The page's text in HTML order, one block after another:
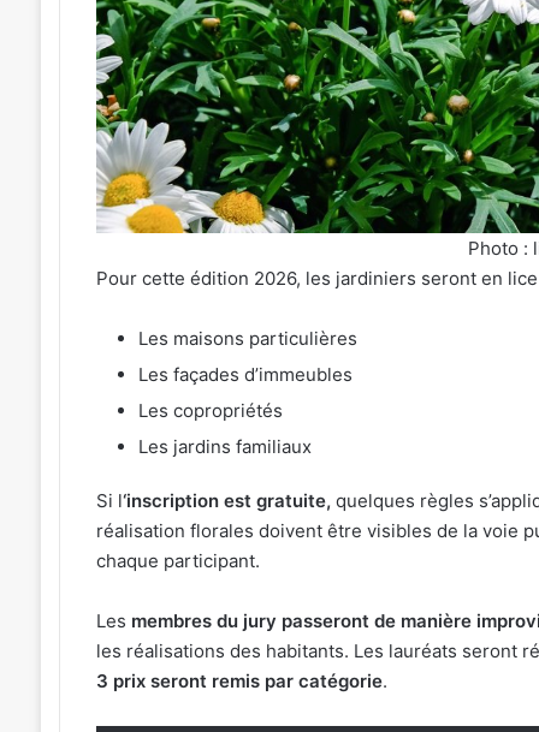
Photo :
Pour cette édition 2026, les jardiniers seront en
Les maisons particulières
Les façades d’immeubles
Les copropriétés
Les jardins familiaux
Si l‘inscription est gratuite, quelques règles
réalisation florales doivent être visibles de la voie
chaque participant.
Les membres du jury passeront de manière
les réalisations des habitants. Les lauréats seront
3 prix seront remis par catégorie.
de musique celte
au parc archéologique
les 7 et 8 août 2026
»
:
Michel
Roth
en
cuisine
pour
le
grand
dîner
de
FIM
2026
31 juillet 2026
« Une émotion
Michel Roth en
grand dîner
2026